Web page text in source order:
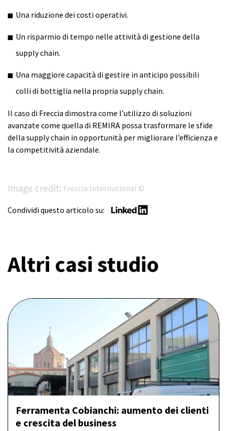
Una riduzione dei costi operativi.
Un risparmio di tempo nelle attività di gestione della
supply chain.
Una maggiore capacità di gestire in anticipo possibili
colli di bottiglia nella propria supply chain.
Il caso di Freccia dimostra come l’utilizzo di soluzioni
avanzate come quella di REMIRA possa trasformare le sfide
della supply chain in opportunità per migliorare l’efficienza e
la competitività aziendale.
Image credit: Freccia International ©
Condividi questo articolo su:
Altri casi studio
Ferramenta Cobianchi: aumento dei clienti
e crescita del business